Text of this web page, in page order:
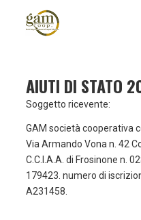
AIUTI DI STATO
Soggetto ricevente:
GAM società cooperativa
Via Armando Vona n. 42
C.C.I.A.A. di Frosinone n.
179423. numero di
A231458.